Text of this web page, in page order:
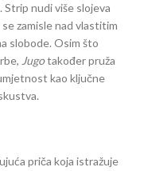
nudi više slojeva
zamisle nad vlastitim
slobode. Osim što
Jugotakođer pruža
kao ključne
priča koja istražuje